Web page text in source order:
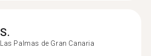
S.
Las Palmas de Gran Canaria